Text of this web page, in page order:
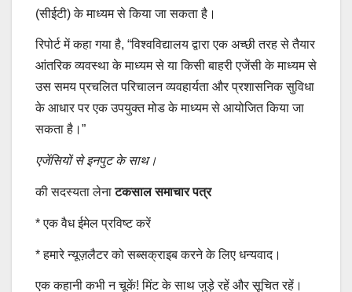
(सीईटी) के माध्यम से किया जा सकता है।
रिपोर्ट में कहा गया है, “विश्वविद्यालय द्वारा एक अच्छी तरह से तैयार
आंतरिक व्यवस्था के माध्यम से या किसी बाहरी एजेंसी के माध्यम से
उस समय प्रचलित परिचालन व्यवहार्यता और प्रशासनिक सुविधा
के आधार पर एक उपयुक्त मोड के माध्यम से आयोजित किया जा
सकता है।”
एजेंसियों से इनपुट के साथ।
की सदस्यता लेनाटकसाल समाचार पत्र
*एक वैध ईमेल प्रविष्ट करें
*हमारे न्यूज़लैटर को सब्सक्राइब करने के लिए धन्यवाद।
एक कहानी कभी न चूकें! मिंट के साथ जुड़े रहें और सूचित रहें।